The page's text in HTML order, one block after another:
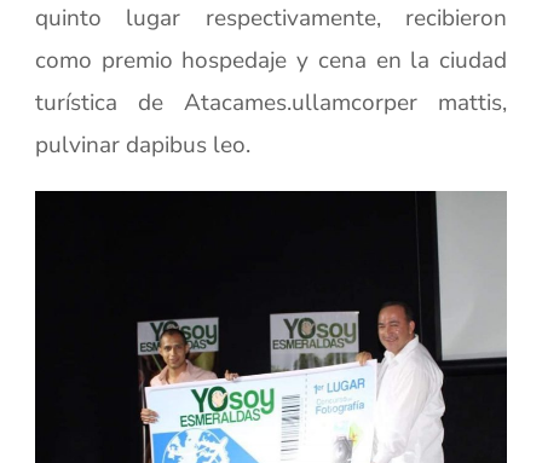
quinto lugar respectivamente, recibieron
como premio hospedaje y cena en la ciudad
turística de Atacames.ullamcorper mattis,
pulvinar dapibus leo.